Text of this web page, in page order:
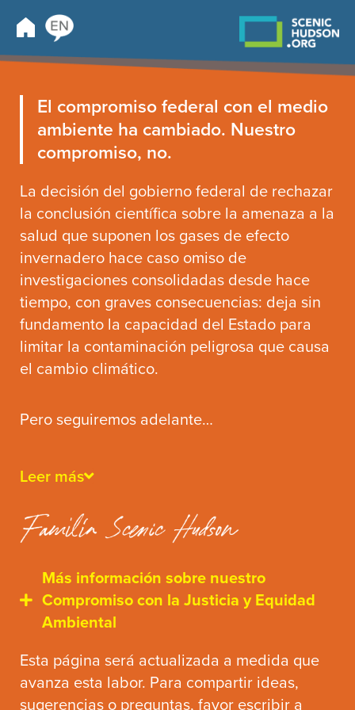
El compromiso federal con el medio
ambiente ha cambiado. Nuestro
compromiso, no.
La decisión del gobierno federal de rechazar
la conclusión científica sobre la amenaza a la
salud que suponen los gases de efecto
invernadero hace caso omiso de
investigaciones consolidadas desde hace
tiempo, con graves consecuencias: deja sin
fundamento la capacidad del Estado para
limitar la contaminación peligrosa que causa
el cambio climático.
Pero seguiremos adelante…
Scenic Hudson mantiene su compromiso de
frente a temperaturas en aumento, cambios
en patrones meteorológicos, intensificación
que ya estamos viviendo directamente en el
Valle del Hudson. Esta década nos ha traído
no solo los años más calurosos jamás
además índices de calidad del aire, durante
incendios forestales catastróficos, que
Leer más
Más información sobre nuestro
Compromiso con la Justicia y Equidad
Ambiental
Esta página será actualizada a medida que
avanza esta labor. Para compartir ideas,
sugerencias o preguntas, favor escribir a